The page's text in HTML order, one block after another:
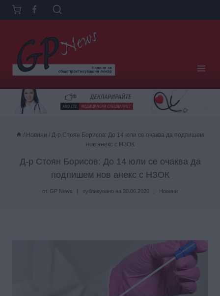
Към
съдържанието
/ Новини / Д-р Стоян Борисов: До 14 юли се очаква да подпишем
нов анекс с НЗОК
Д-р Стоян Борисов: До 14 юли се очаква да
подпишем нов анекс с НЗОК
от GP News публикувано на 30.06.2020 Новини